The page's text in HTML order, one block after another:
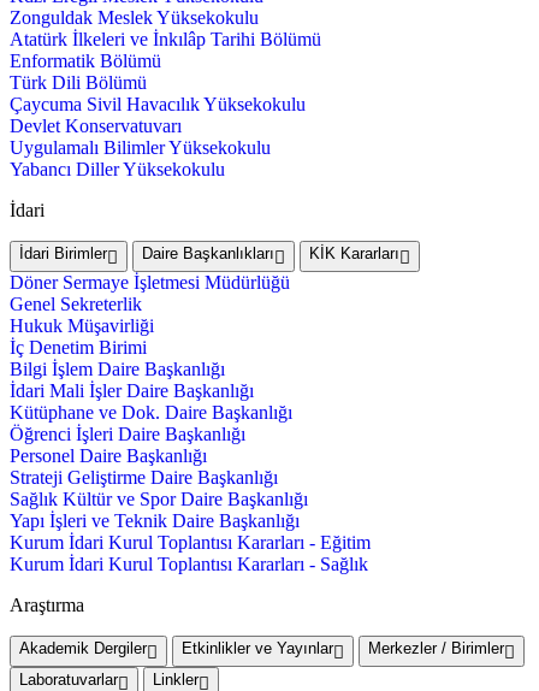
Zonguldak Meslek Yüksekokulu
Atatürk İlkeleri ve İnkılâp Tarihi Bölümü
Enformatik Bölümü
Türk Dili Bölümü
Çaycuma Sivil Havacılık Yüksekokulu
Devlet Konservatuvarı
Uygulamalı Bilimler Yüksekokulu
Yabancı Diller Yüksekokulu
İdari
İdari Birimler Daire Başkanlıkları KİK Kararları
Döner Sermaye İşletmesi Müdürlüğü
Genel Sekreterlik
Hukuk Müşavirliği
İç Denetim Birimi
Bilgi İşlem Daire Başkanlığı
İdari Mali İşler Daire Başkanlığı
Kütüphane ve Dok. Daire Başkanlığı
Öğrenci İşleri Daire Başkanlığı
Personel Daire Başkanlığı
Strateji Geliştirme Daire Başkanlığı
Sağlık Kültür ve Spor Daire Başkanlığı
Yapı İşleri ve Teknik Daire Başkanlığı
Kurum İdari Kurul Toplantısı Kararları - Eğitim
Kurum İdari Kurul Toplantısı Kararları - Sağlık
Araştırma
Akademik Dergiler Etkinlikler ve Yayınlar
Merkezler / Birimler
Laboratuvarlar
Linkler